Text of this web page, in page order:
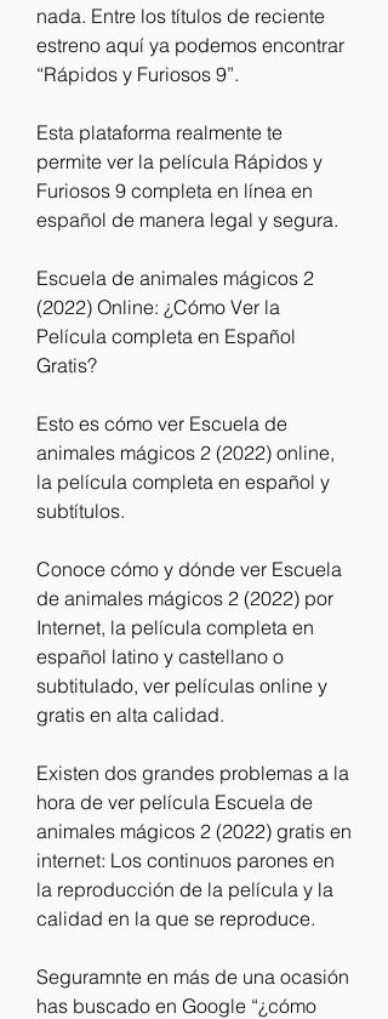
nada. Entre los títulos de reciente
estreno aquí ya podemos encontrar
“Rápidos y Furiosos 9”.
Esta plataforma realmente te
permite ver la película Rápidos y
Furiosos 9 completa en línea en
español de manera legal y segura.
Escuela de animales mágicos 2
(2022) Online: ¿Cómo Ver la
Película completa en Español
Gratis?
Esto es cómo ver Escuela de
animales mágicos 2 (2022) online,
la película completa en español y
subtítulos.
Conoce cómo y dónde ver Escuela
de animales mágicos 2 (2022) por
Internet, la película completa en
español latino y castellano o
subtitulado, ver películas online y
gratis en alta calidad.
Existen dos grandes problemas a la
hora de ver película Escuela de
animales mágicos 2 (2022) gratis en
internet: Los continuos parones en
la reproducción de la película y la
calidad en la que se reproduce.
Seguramnte en más de una ocasión
has buscado en Google “¿cómo